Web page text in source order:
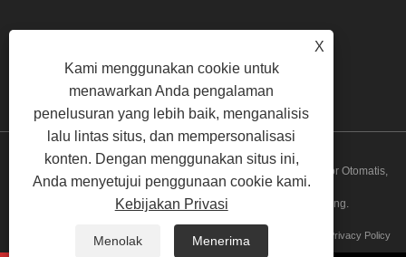
Hak Cipta © 2021 Nanjing Majestic Auto Parts Co., Ltd. - Radiator Otomatis,
Sistem Pendingin - Semua Hak dilindungi undang-undang.
Tautan Sitemap Privacy Policy
X
Kami menggunakan cookie untuk
menawarkan Anda pengalaman
penelusuran yang lebih baik, menganalisis
lalu lintas situs, dan mempersonalisasi
konten. Dengan menggunakan situs ini,
Anda menyetujui penggunaan cookie kami.
Kebijakan Privasi
Menolak Menerima